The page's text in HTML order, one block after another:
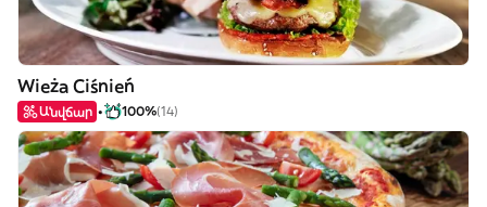
Wieża Ciśnień
Անվճար 100%(14)